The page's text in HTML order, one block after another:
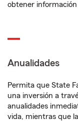
obtener
Anualidades
Permita que State
una inversión a
anualidades
vida, mientras que